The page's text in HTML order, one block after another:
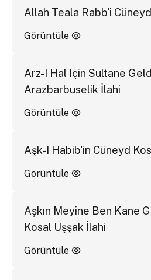
Allah Teala Rabb'i
Görüntüle
Arz-I Hal Için Sultane
Arazbarbuselik İlahi
Görüntüle
Aşk-I Habib'in Cüneyd
Görüntüle
Aşkın Meyine Ben Kane
Kosal Uşşak İlahi
Görüntüle